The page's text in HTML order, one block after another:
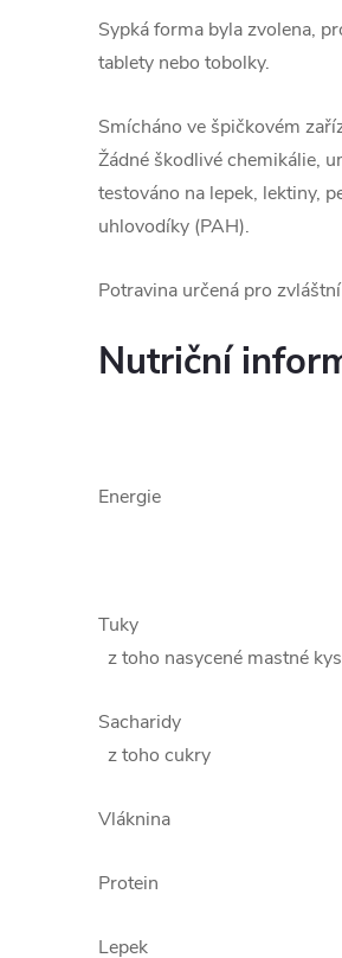
Sypká forma byla zvolena,
tablety nebo tobolky.
Smícháno ve špičkovém
Žádné škodlivé chemikálie,
testováno na lepek, lektiny,
uhlovodíky (PAH).
Potravina určená pro
Nutriční
Energie
Tuky
z toho nasycené mastné
Sacharidy
z toho cukry
Vláknina
Protein
Lepek